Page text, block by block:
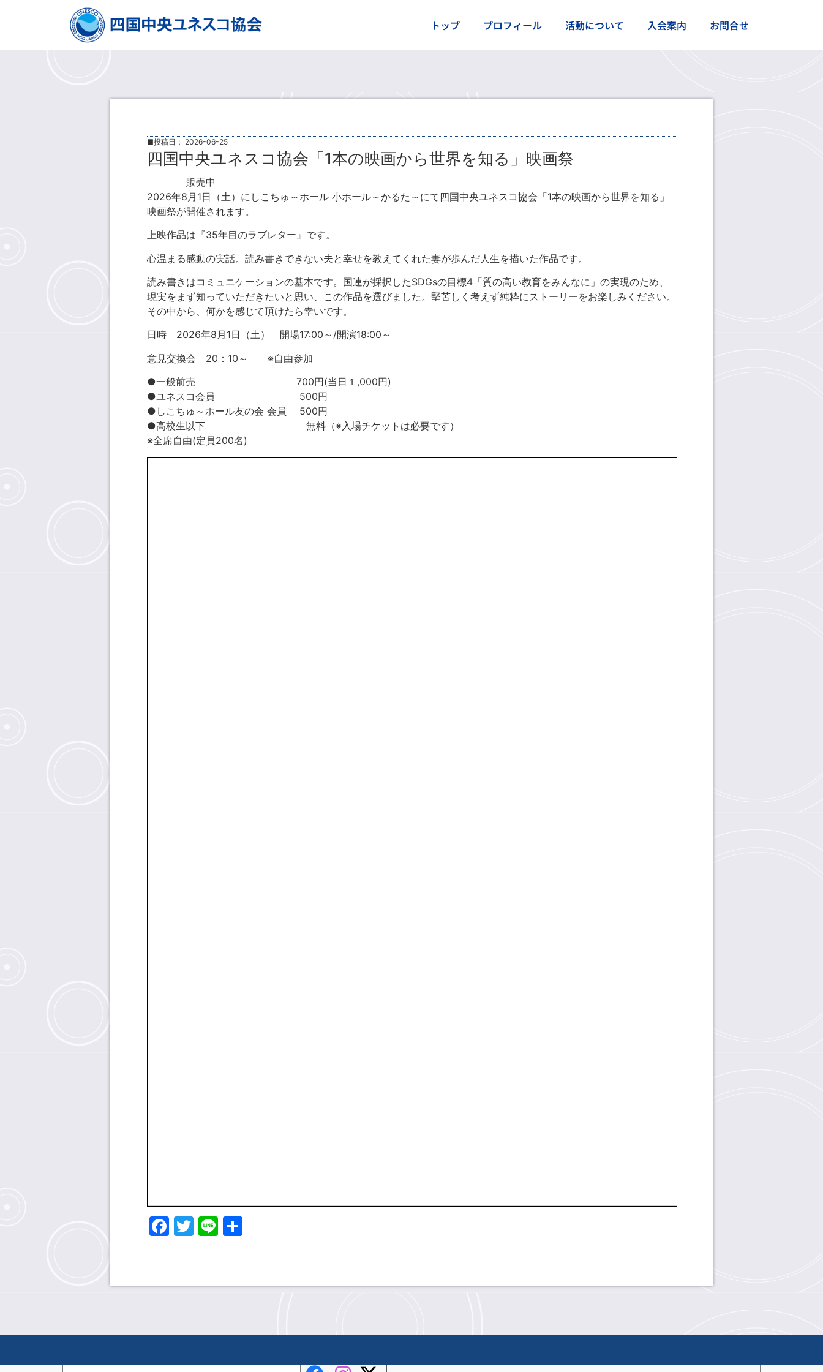
トップ プロフィール 活動について 入会案内 お問合せ
■投稿日： 2026-06-25
四国中央ユネスコ協会「1本の映画から世界を知る」映画祭
販売中
2026年8月1日（土）にしこちゅ～ホール 小ホール～かるた～にて四国中央ユネスコ協会「1本の映画から世界を知る」
映画祭が開催されます。
上映作品は『35年目のラブレター』です。
心温まる感動の実話。読み書きできない夫と幸せを教えてくれた妻が歩んだ人生を描いた作品です。
読み書きはコミュニケーションの基本です。国連が採択したSDGsの目標4「質の高い教育をみんなに」の実現のため、
現実をまず知っていただきたいと思い、この作品を選びました。堅苦しく考えず純粋にストーリーをお楽しみください。
その中から、何かを感じて頂けたら幸いです。
日時 2026年8月1日（土） 開場17:00～/開演18:00～
意見交換会 20：10～ ※自由参加
●一般前売 700円(当日１,000円)
●ユネスコ会員 500円
●しこちゅ～ホール友の会 会員 500円
●高校生以下 無料（※入場チケットは必要です）
※全席自由(定員200名)
Facebook
Twitter
Line